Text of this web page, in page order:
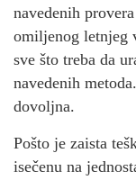
navedenih
omiljenog letnjeg
sve što treba da
navedenih
dovoljna.
Pošto je zaista
isečenu na